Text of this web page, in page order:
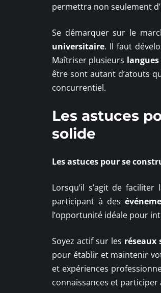
permettra non seulement
Se démarquer sur le
universitaire. Il faut
Maîtriser plusieurs
être sont autant d’atouts
concurrentiel.
Les astuces
solide
Les astuces pour se
Lorsqu’il s’agit de
participant à des
l’opportunité idéale pour
Soyez actif sur les réseaux
pour établir et maintenir
et expériences
connaissances et participer